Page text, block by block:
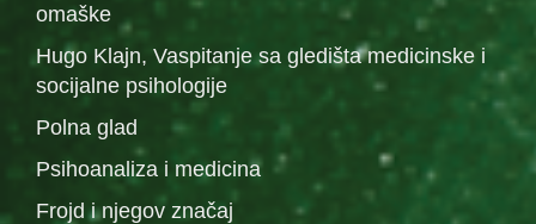
omaške
Hugo Klajn, Vaspitanje sa gledišta medicinske i
socijalne psihologije
Polna glad
Psihoanaliza i medicina
Frojd i njegov značaj